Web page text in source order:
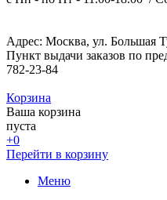
Адрес: Москва, ул. Большая
Пункт выдачи заказов по
782-23-84
Корзина
Ваша корзина
пуста
+0
Перейти в корзину
Меню